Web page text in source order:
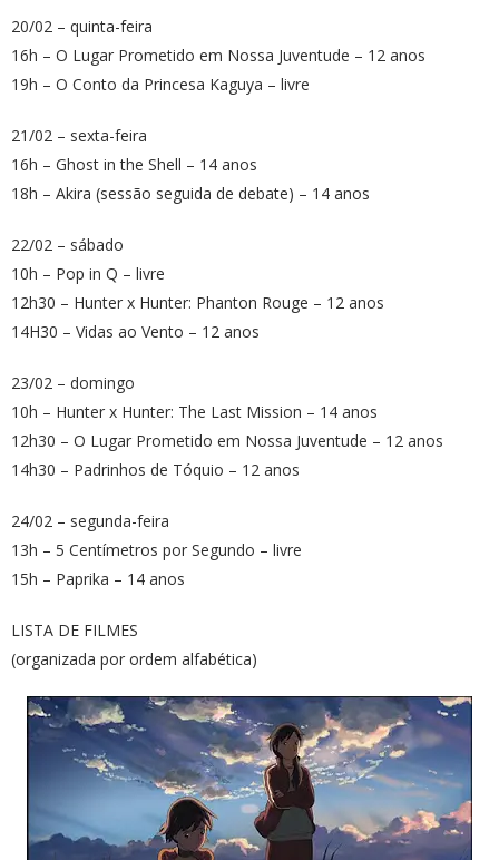
20/02 – quinta-feira
16h – O Lugar Prometido em Nossa Juventude – 12 anos
19h – O Conto da Princesa Kaguya – livre
21/02 – sexta-feira
16h – Ghost in the Shell – 14 anos
18h – Akira (sessão seguida de debate) – 14 anos
22/02 – sábado
10h – Pop in Q – livre
12h30 – Hunter x Hunter: Phanton Rouge – 12 anos
14H30 – Vidas ao Vento – 12 anos
23/02 – domingo
10h – Hunter x Hunter: The Last Mission – 14 anos
12h30 – O Lugar Prometido em Nossa Juventude – 12 anos
14h30 – Padrinhos de Tóquio – 12 anos
24/02 – segunda-feira
13h – 5 Centímetros por Segundo – livre
15h – Paprika – 14 anos
LISTA DE FILMES
(organizada por ordem alfabética)